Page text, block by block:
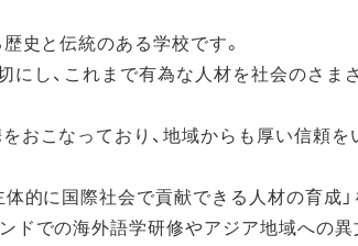
史と伝統のある学校です。
大切にし、これまで有為な人材を社会のさま
おこなっており、地域からも厚い信頼を
的に国際社会で貢献できる人材の育成
ドでの海外語学研修やアジア地域への